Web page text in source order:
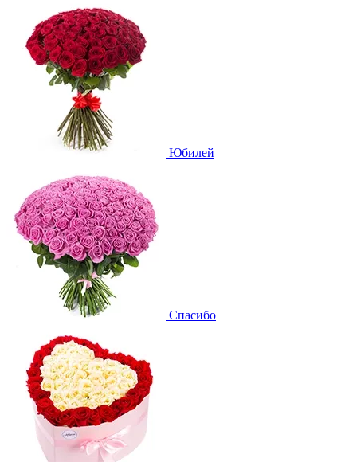
Юбилей
Спасибо